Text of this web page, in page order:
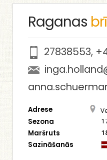
Raganas
27838553,
Adrese
Sezona
Maršruts
Sazināšanās